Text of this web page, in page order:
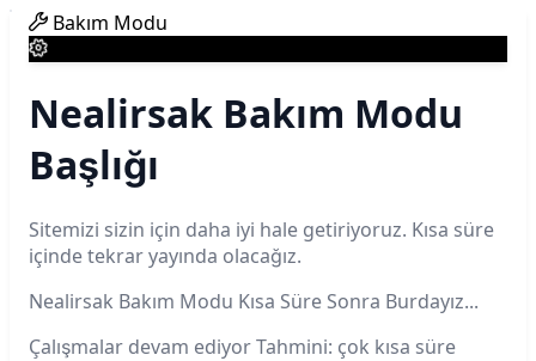
Bakım Modu
Nealirsak Bakım Modu
Başlığı
Sitemizi sizin için daha iyi hale getiriyoruz. Kısa süre
içinde tekrar yayında olacağız.
Nealirsak Bakım Modu Kısa Süre Sonra Burdayız...
Çalışmalar devam ediyorTahmini: çok kısa süre